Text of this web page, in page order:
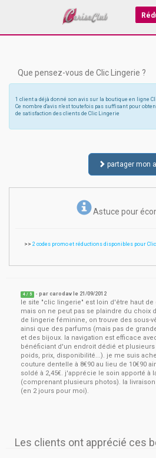
Que pensez-vous de Clic Lingerie ?
1 client a déjà donné son avis sur la boutique en ligne
Ce nombre d'avis n'est toutefois pas suffisant pour
de satisfaction des clients de Clic Lingerie
partager mon
Astuce pour
>> 2 codes promo et réductions disponibles pour
4 / 5 - parcarodav le 21/09/2012
le site "clic lingerie" est loin d'être haut de
mais on ne peut pas se plaindre du choix
de lingerie féminine, on trouve des sous-
ainsi que des parfums (mais pas de
et des bijoux. la navigation est efficace
bénéficiant d'un endroit dédié et
poids, prix, disponibilité...). je me suis
couture dentelle à 8€90 au lieu de 10€90
soldé à 2,45€. j'apprécie le soin apporté à
(comprenant plusieurs photos). la
(en 2 jours pour moi).
Les clients ont apprécié ces